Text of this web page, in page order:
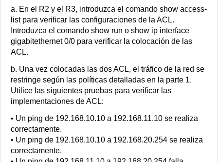
a. En el R2 y el R3, introduzca el comando show access-
list para verificar las configuraciones de la ACL.
Introduzca el comando show run o show ip interface
gigabitethernet 0/0 para verificar la colocación de las
ACL.
b. Una vez colocadas las dos ACL, el tráfico de la red se
restringe según las políticas detalladas en la parte 1.
Utilice las siguientes pruebas para verificar las
implementaciones de ACL:
• Un ping de 192.168.10.10 a 192.168.11.10 se realiza
correctamente.
• Un ping de 192.168.10.10 a 192.168.20.254 se realiza
correctamente.